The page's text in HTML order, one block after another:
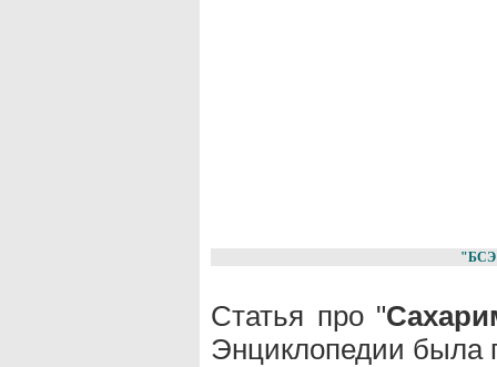
Статья про "
Энциклопедии была